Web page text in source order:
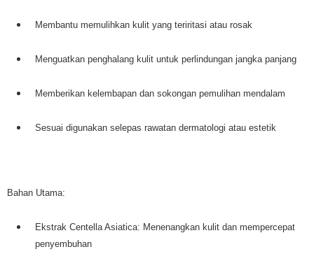
Membantu memulihkan kulit yang teriritasi atau rosak
Menguatkan penghalang kulit untuk perlindungan jangka panjang
Memberikan kelembapan dan sokongan pemulihan mendalam
Sesuai digunakan selepas rawatan dermatologi atau estetik
Bahan Utama:
Ekstrak Centella Asiatica: Menenangkan kulit dan mempercepat
penyembuhan